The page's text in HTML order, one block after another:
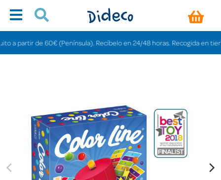
de 60€ (Península). Recíbelo en 24/48 horas. Recogida en tiendas